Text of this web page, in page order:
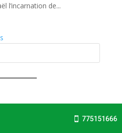
l’incarnation de...
775151666